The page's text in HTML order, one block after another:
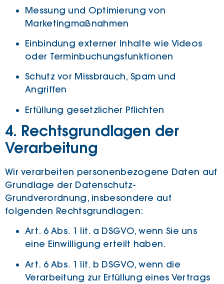
Messung und Optimierung von
Marketingmaßnahmen
Einbindung externer Inhalte wie Videos
oder Terminbuchungsfunktionen
Schutz vor Missbrauch, Spam und
Angriffen
Erfüllung gesetzlicher Pflichten
4. Rechtsgrundlagen der
Verarbeitung
Wir verarbeiten personenbezogene Daten auf
Grundlage der Datenschutz-
Grundverordnung, insbesondere auf
folgenden Rechtsgrundlagen:
Art. 6 Abs. 1 lit. a DSGVO, wenn Sie uns
eine Einwilligung erteilt haben.
Art. 6 Abs. 1 lit. b DSGVO, wenn die
Verarbeitung zur Erfüllung eines Vertrags